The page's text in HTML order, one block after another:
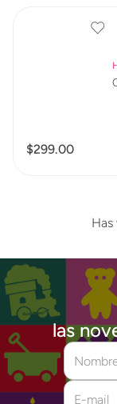
$299.00
las